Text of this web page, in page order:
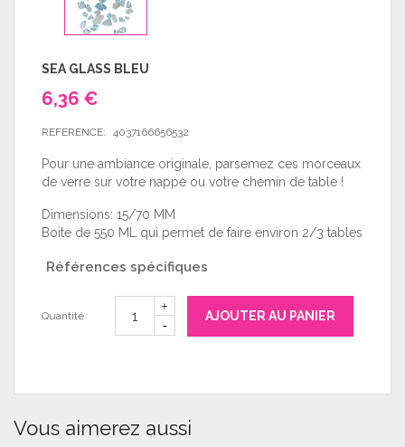
SEA GLASS BLEU
6,36 €
REFERENCE: 4037166656532
Pour une ambiance originale, parsemez ces morceaux
de verre sur votre nappe ou votre chemin de table !
Dimensions: 15/70 MM
Boite de 550 ML qui permet de faire environ 2/3 tables
Références spécifiques
Quantité AJOUTER AU PANIER
Vous aimerez aussi